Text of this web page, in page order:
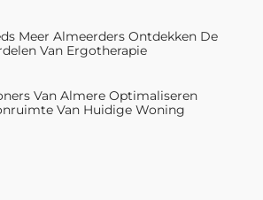
Meer Almeerders Ontdekken De
Van Ergotherapie
Van Almere Optimaliseren
Van Huidige Woning